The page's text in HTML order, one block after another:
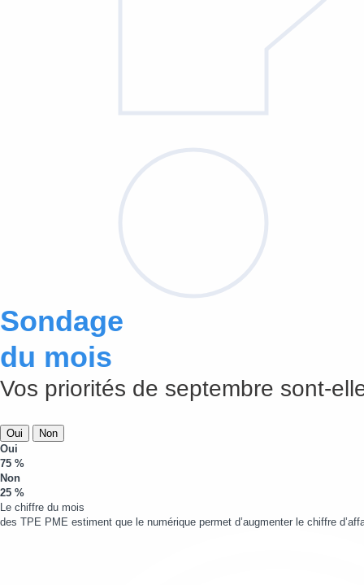
Sondage
du mois
Vos priorités de septembre sont-
Oui
Non
Oui
75 %
Non
25 %
Le chiffre du mois
des TPE PME estiment que le numérique permet d’augmenter le chiffre